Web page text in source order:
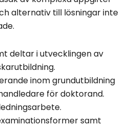
alternativ till lösningar inte
deltar i utvecklingen av
inom grundutbildning
för doktorand.
samt